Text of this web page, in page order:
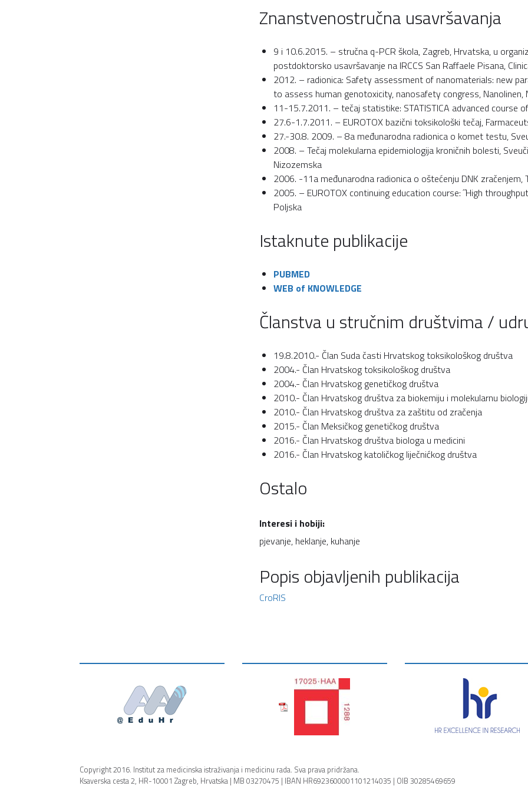
Znanstvenostručna usavršavanja
9 i 10.6.2015. – stručna q-PCR škola, Zagreb, Hrvatska, u
postdoktorsko usavršavanje na IRCCS San Raffaele Pisana,
2012. – radionica: Safety assessment of nanomaterials: new
to assess human genotoxicity, nanosafety congress, Nanolinen,
11-15.7.2011. – tečaj statistike: STATISTICA advanced course
27.6-1.7.2011. – EUROTOX bazični toksikološki tečaj,
27.-30.8. 2009. – 8a međunarodna radionica o komet testu,
2008. – Tečaj molekularna epidemiologija kroničnih bolesti,
Nizozemska
2006. -11a međunarodna radionica o oštećenju DNK zračenjem,
2005. – EUROTOX continuing education course: ˝High
Poljska
Istaknute publikacije
PUBMED
WEB of KNOWLEDGE
Članstva u stručnim društvima /
19.8.2010.- Član Suda časti Hrvatskog toksikološkog društva
2004.- Član Hrvatskog toksikološkog društva
2004.- Član Hrvatskog genetičkog društva
2010.- Član Hrvatskog društva za biokemiju i molekularnu
2010.- Član Hrvatskog društva za zaštitu od zračenja
2015.- Član Meksičkog genetičkog društva
2016.- Član Hrvatskog društva biologa u medicini
2016.- Član Hrvatskog katoličkog liječnićkog društva
Ostalo
Interesi i hobiji:
pjevanje, heklanje, kuhanje
Popis objavljenih publikacija
CroRIS
Copyright 2016. Institut za medicinska istraživanja i medicinu rada. Sva prava pridržana.
Ksaverska cesta 2, HR-10001 Zagreb, Hrvatska | MB 03270475 | IBAN HR6923600001101214035 | OIB 30285469659